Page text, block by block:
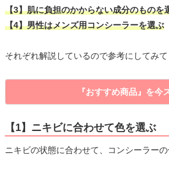
【3】肌に負担のかからない成分のものを
【4】男性はメンズ用コンシーラーを選ぶ
それぞれ解説しているので参考にしてみて
『おすすめ商品』を今
【1】ニキビに合わせて色を選ぶ
ニキビの状態に合わせて、コンシーラーの